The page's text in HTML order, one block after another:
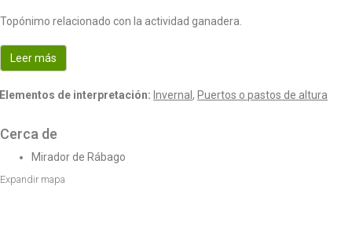
Topónimo relacionado con la actividad ganadera.
Leer más
Elementos de interpretación: Invernal , Puertos o pastos de altura
Cerca de
Mirador de Rábago
Expandir mapa